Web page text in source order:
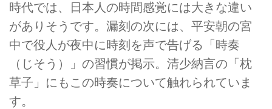
時代では、日本人の時間感覚には大きな違い
がありそうです。漏刻の次には、平安朝の宮
中で役人が夜中に時刻を声で告げる「時奏
（じそう）」の習慣が掲示。清少納言の「枕
草子」にもこの時奏について触れられていま
す。